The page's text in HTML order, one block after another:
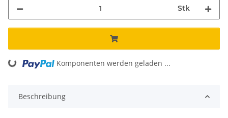
Stk
Loading... Komponenten werden geladen ...
Beschreibung